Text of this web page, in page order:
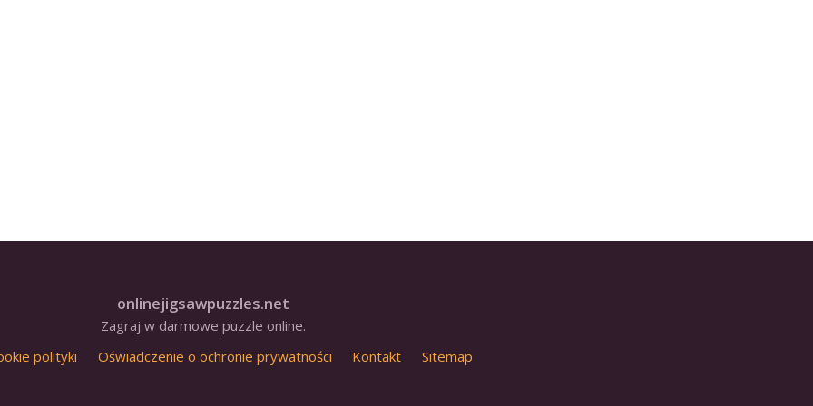
onlinejigsawpuzzles.net
Zagraj w darmowe puzzle online.
polityki Oświadczenie o ochronie prywatności Kontakt Sitemap